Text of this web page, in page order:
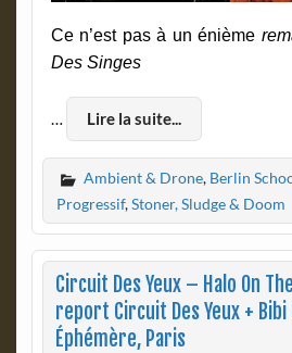
Ce n’est pas à un énième
Des Singes
… Lire la suite...
Ambient & Drone, Berlin
Progressif,Stoner, Sludge & Doom
Circuit Des Yeux – Halo On
report Circuit Des Yeux + Bibi
Éphémère, Paris